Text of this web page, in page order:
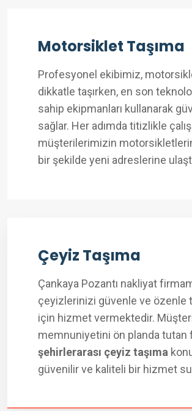
Motorsiklet Taşıma
Profesyonel ekibimiz,
dikkatle taşırken, en son
sahip ekipmanları kullanarak
sağlar. Her adımda titizlikle
müşterilerimizin
bir şekilde yeni adreslerine
Çeyiz Taşıma
Çankaya Pozantı nakliyat
çeyizlerinizi güvenle ve özenle
için hizmet vermektedir.
memnuniyetini ön planda tutan
şehirlerarası çeyiz taşıma
güvenilir ve kaliteli bir hizmet